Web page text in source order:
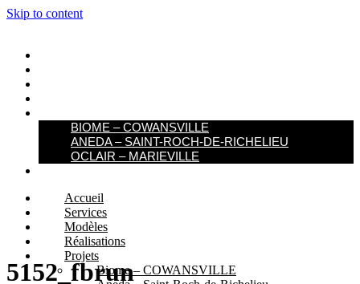
Skip to content
BIOME – COWANSVILLE​
ANEDA – SAINT-ROCH-DE-RICHELIEU
OCLAIR – MARIEVILLE
Accueil
Services
Modèles
Réalisations
Projets
Biome – COWANSVILLE​
5152_fbrun